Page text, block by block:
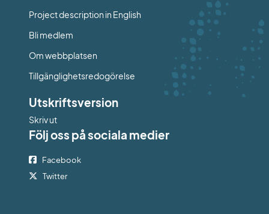
Project description in English
Bli medlem
Om webbplatsen
Tillgänglighetsredogörelse
Utskriftsversion
Skriv ut
Följ oss på sociala medier
Facebook
Twitter